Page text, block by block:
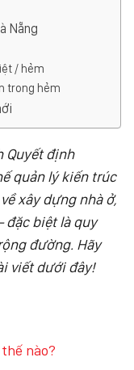
Nẵng
/ hẻm
trong hẻm
Quyết định
quản lý kiến trúc
xây dựng nhà ở,
đặc biệt là quy
đường. Hãy
viết dưới đây!
nào?